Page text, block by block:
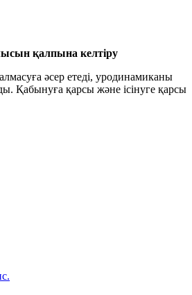
қалпына келтіру
әсер етеді, уродинамиканы
Қабынуға қарсы және ісінуге қарсы